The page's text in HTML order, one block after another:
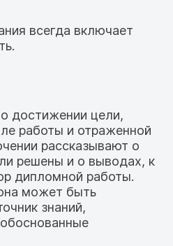
всегда включает
достижении цели,
работы и отраженной
рассказывают о
решены и о выводах, к
дипломной работы.
может быть
знаний,